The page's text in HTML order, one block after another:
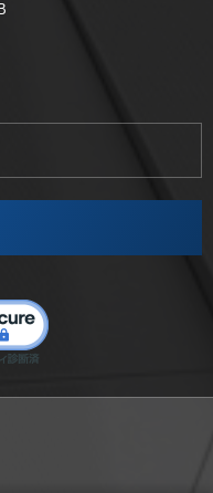
テラス製薬
カヤ電子工業
ク
解剖